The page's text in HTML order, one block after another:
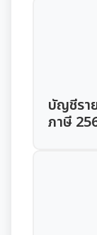
รายงา
มุม KM กา
มาตรฐ
สรุปผลก
การเลื่
สวัสดิ
คู่มือหรือ
ข้อมูลส
รายงา
โอนงบประ
โอนงบ
การจัดซื้อ
บัญชีรา
ภาษี